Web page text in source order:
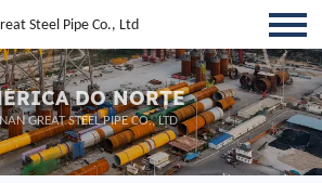
Steel Pipe Co., Ltd
DO NORTE
GREAT STEEL PIPE CO., LTD